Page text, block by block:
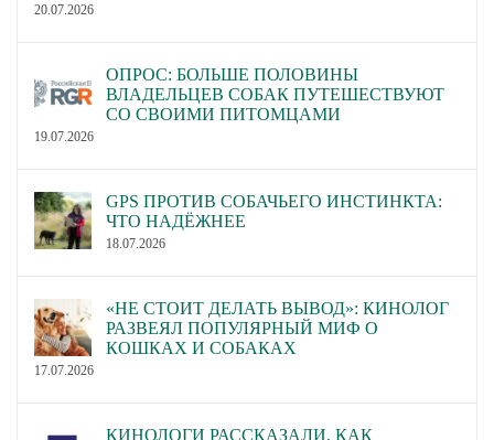
20.07.2026
ОПРОС: БОЛЬШЕ ПОЛОВИНЫ
ВЛАДЕЛЬЦЕВ СОБАК ПУТЕШЕСТВУЮТ
СО СВОИМИ ПИТОМЦАМИ
19.07.2026
GPS ПРОТИВ СОБАЧЬЕГО ИНСТИНКТА:
ЧТО НАДЁЖНЕЕ
18.07.2026
«НЕ СТОИТ ДЕЛАТЬ ВЫВОД»: КИНОЛОГ
РАЗВЕЯЛ ПОПУЛЯРНЫЙ МИФ О
КОШКАХ И СОБАКАХ
17.07.2026
КИНОЛОГИ РАССКАЗАЛИ, КАК